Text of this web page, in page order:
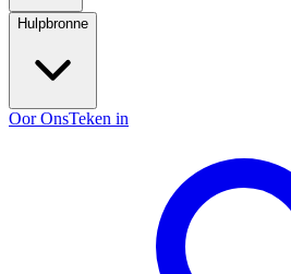
Hulpbronne
Oor OnsTeken in